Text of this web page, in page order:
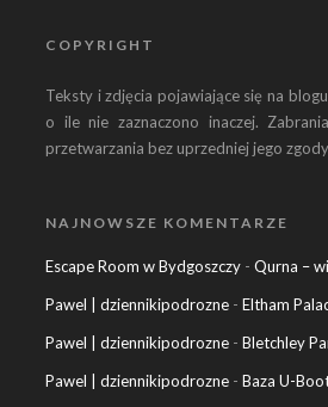
COPYRIGHT
Teksty i zdjęcia pojawiające się na
o ile nie zaznaczono inaczej.
przetwarzania bez uprzedniej jego
NAJNOWSZE KOMENTARZE
Escape Room w Bydgoszczy - Qurna –
Pawel | dziennikipodrozne - Eltham
Pawel | dziennikipodrozne - Bletchley
Pawel | dziennikipodrozne - Baza U-